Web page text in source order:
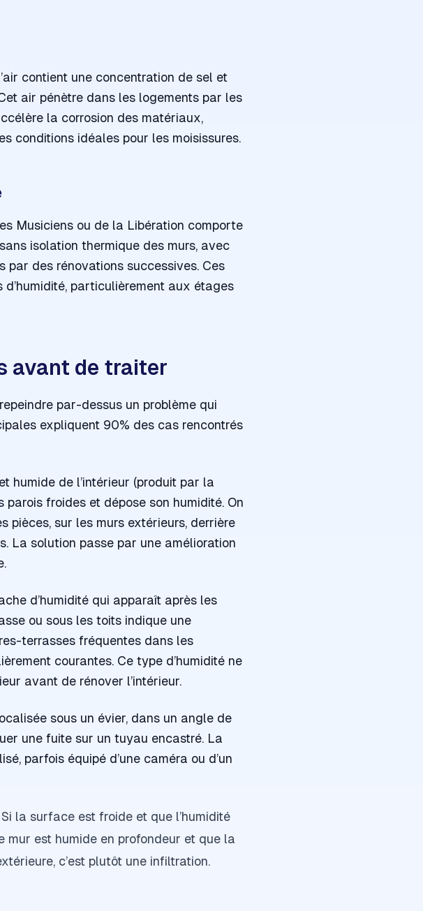
contient une concentration de sel et
air pénètre dans les logements par les
la corrosion des matériaux,
conditions idéales pour les moisissures.
Musiciens ou de la Libération comporte
isolation thermique des murs, avec
par des rénovations successives. Ces
particulièrement aux étages
avant de traiter
par-dessus un problème qui
expliquent 90% des cas rencontrés
humide de l’intérieur (produit par la
froides et dépose son humidité. On
pièces, sur les murs extérieurs, derrière
La solution passe par une amélioration
d’humidité qui apparaît après les
ou sous les toits indique une
terrasses fréquentes dans les
courantes. Ce type d’humidité ne
avant de rénover l’intérieur.
sous un évier, dans un angle de
une fuite sur un tuyau encastré. La
parfois équipé d’une caméra ou d’un
la surface est froide et que l’humidité
mur est humide en profondeur et que la
c’est plutôt une infiltration.